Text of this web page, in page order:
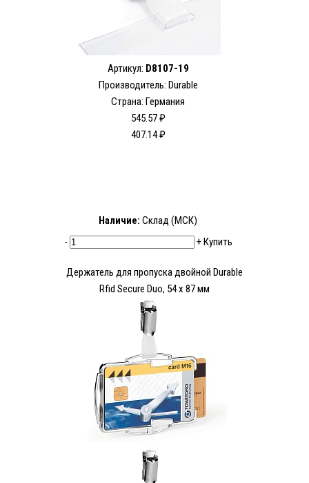
Артикул: D8107-19
Производитель: Durable
Страна: Германия
545.57 ₽
407.14 ₽
Наличие: Склад (МСК)
-
+Купить
Держатель для пропуска двойной Durable
Rfid Secure Duo, 54 x 87 мм